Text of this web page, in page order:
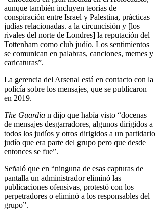
aunque también incluyen teorías de
conspiración entre Israel y Palestina, prácticas
judías relacionadas. a la circuncisión y [los
rivales del norte de Londres] la reputación del
Tottenham como club judío. Los sentimientos
se comunican en palabras, canciones, memes y
caricaturas”.
La gerencia del Arsenal está en contacto con la
policía sobre los mensajes, que se publicaron
en 2019.
The Guardia n dijo que había visto “docenas
de mensajes desgarradores, algunos dirigidos a
todos los judíos y otros dirigidos a un partidario
judío que era parte del grupo pero que desde
entonces se fue”.
Señaló que en “ninguna de esas capturas de
pantalla un administrador eliminó las
publicaciones ofensivas, protestó con los
perpetradores o eliminó a los responsables del
grupo”.